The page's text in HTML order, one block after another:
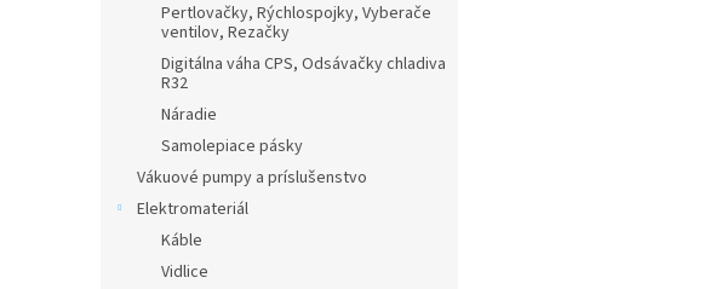
Pertlovačky, Rýchlospojky, Vyberače
ventilov, Rezačky
Digitálna váha CPS, Odsávačky chladiva
R32
Náradie
Samolepiace pásky
Vákuové pumpy a príslušenstvo
Elektromateriál
Káble
Vidlice